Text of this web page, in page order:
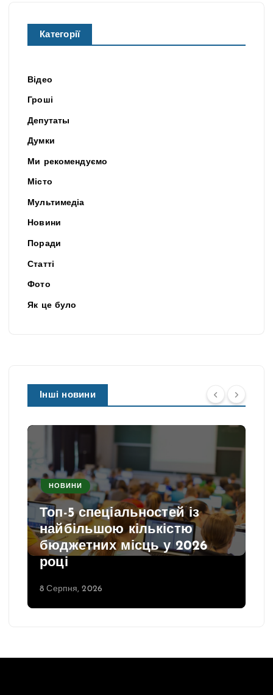
Категорії
Відео
Гроші
Депутаты
Думки
Ми рекомендуємо
Місто
Мультимедіа
Новини
Поради
Статті
Фото
Як це було
Інші новини
НОВИНИ
Топ-5 спеціальностей із
найбільшою кількістю
бюджетних місць у 2026
році
8 Серпня, 2026